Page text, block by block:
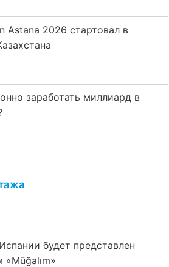
Astana 2026 стартовал в
заработать миллиард в
будет представлен
«Mūğalım»